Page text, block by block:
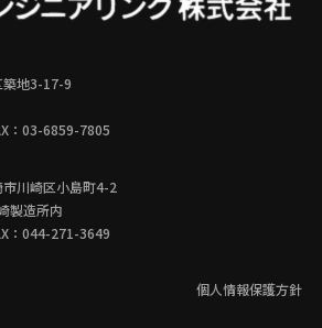
築地3-17-9
：03-6859-7805
川崎区小島町4-2
製造所内
：044-271-3649
個人情報保護方針